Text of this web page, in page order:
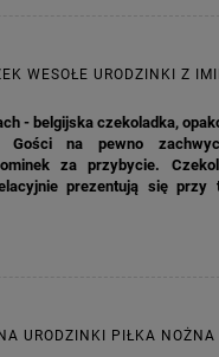
WESOŁE URODZINKI Z
- belgijska czekoladka,
Gości na pewno
za przybycie.
prezentują się
URODZINKI PIŁKA NOŻNA